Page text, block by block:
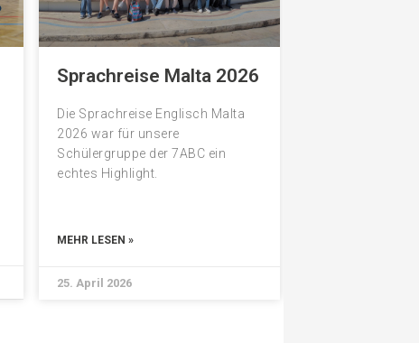
Sprachreise Malta 2026
Die Sprachreise Englisch Malta
2026 war für unsere
Schülergruppe der 7ABC ein
echtes Highlight.
MEHR LESEN »
25. April 2026